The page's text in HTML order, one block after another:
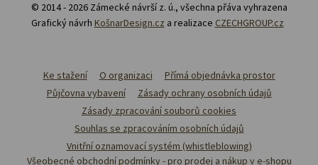
© 2014 - 2026 Zámecké návrší z. ú., všechna přáva vyhrazena
Grafický návrh KošnarDesign.cz a realizace CZECHGROUP.cz
Ke stažení O organizaci
Přímá objednávka prostor
Půjčovna vybavení
Zásady ochrany osobních údajů
Zásady zpracování souborů cookies
Souhlas se zpracováním osobních údajů
Vnitřní oznamovací systém (whistleblowing)
Všeobecné obchodní podmínky - pro prodej a nákup v e-shopu